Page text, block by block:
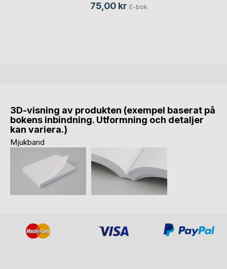
75,00 kr E-bok
3D-visning av produkten (exempel baserat på
bokens inbindning. Utformning och detaljer
kan variera.)
Mjukband